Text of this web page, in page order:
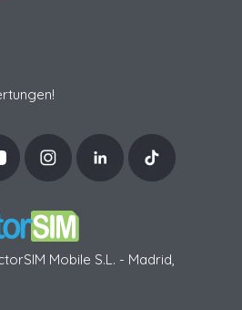
Mobile S.L. - Madrid,